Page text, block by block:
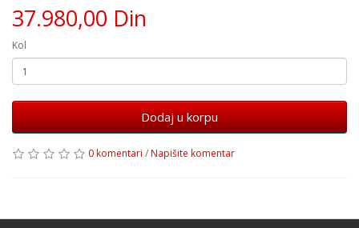
37.980,00 Din
Kol
Dodaj u korpu
0 komentari /Napišite komentar